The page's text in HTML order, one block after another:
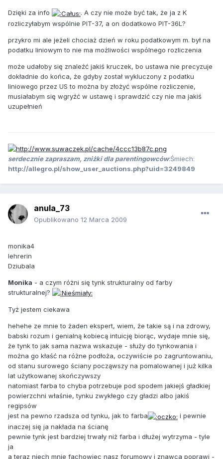
Dzięki za info
. A czy nie może być tak, że ja z K
rozliczyłabym wspólnie PIT-37, a on dodatkowo PIT-36L?
przykro mi ale jeżeli chociaż dzień w roku podatkowym m. był na
podatku liniowym to nie ma możliwości wspólnego rozliczenia
może udałoby się znaleźć jakiś kruczek, bo ustawa nie precyzuje
dokładnie do końca, że gdyby został wykluczony z podatku
liniowego przez US to można by złożyć wspólne rozliczenie,
musiałabym się wgryźć w ustawę i sprawdzić czy nie ma jakiś
uzupełnień
serdecznie zapraszam, zniżki dla parentingowców:Śmiech:
http://allegro.pl/show_user_auctions.php?uid=3249849
anula_73
Opublikowano 12 Marca 2009
monika4
lehrerin
Dziubala
Monika - a czym różni się tynk strukturalny od farby
strukturalnej?
Tyż jestem ciekawa
hehehe ze mnie to żaden ekspert, wiem, że takie są i na zdrowy,
babski rozum i genialną kobiecą intuicję biorąc, wydaje mnie się,
że tynk to jak sama nazwa wskazuje - służy do tynkowania i
można go kłaść na różne podłoża, oczywiście po zagruntowaniu,
od stanu surowego ściany począwszy na pomalowanej i już kilka
lat użytkowanej skończywszy
natomiast farba to chyba potrzebuje pod spodem jakiejś gładkiej
powierzchni właśnie, tynku zwykłego czy gładzi albo jakiś
regipsów
jest na pewno rzadsza od tynku, jak to farba
i pewnie
inaczej się ja nakłada na ścianę
pewnie tynk jest bardziej trwały niż farba i dłużej wytrzyma - tyle
ja
a teraz niech mnie fachowiec nasz forumowy i znawca poprawi -